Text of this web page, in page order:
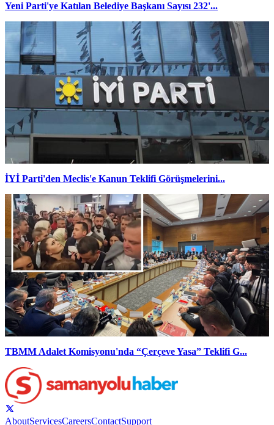
Yeni Parti'ye Katılan Belediye Başkanı Sayısı 232'...
İYİ Parti'den Meclis'e Kanun Teklifi Görüşmelerini...
TBMM Adalet Komisyonu'nda “Çerçeve Yasa” Teklifi G...
AboutServicesCareersContactSupport